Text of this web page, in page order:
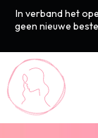
In verband het
geen nieuwe